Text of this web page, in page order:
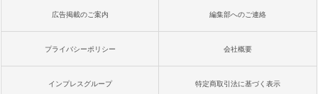
広告掲載のご案内 編集部へのご連絡
プライバシーポリシー 会社概要
インプレスグループ 特定商取引法に基づく表示